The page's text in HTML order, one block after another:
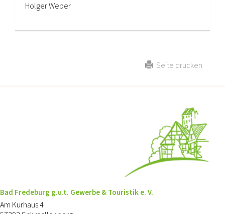
Holger Weber
Seite drucken
Bad Fredeburg g.u.t. Gewerbe & Touristik e. V.
Am Kurhaus 4